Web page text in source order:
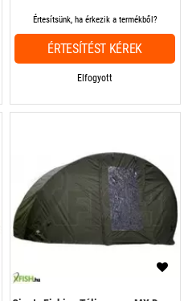
Elfogyott
Értesítsünk, ha érkezik a termékből?
ÉRTESÍTÉST KÉREK